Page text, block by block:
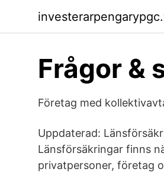
Frågor &
Företag med
Uppdaterad:
Länsförsäkringar finns
privatpersoner, företag